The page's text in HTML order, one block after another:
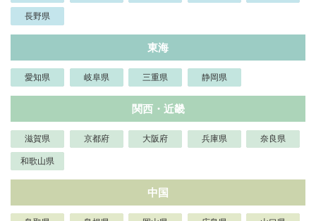
長野県
東海
愛知県 岐阜県 三重県 静岡県
関西・近畿
滋賀県 京都府 大阪府 兵庫県 奈良県
和歌山県
中国